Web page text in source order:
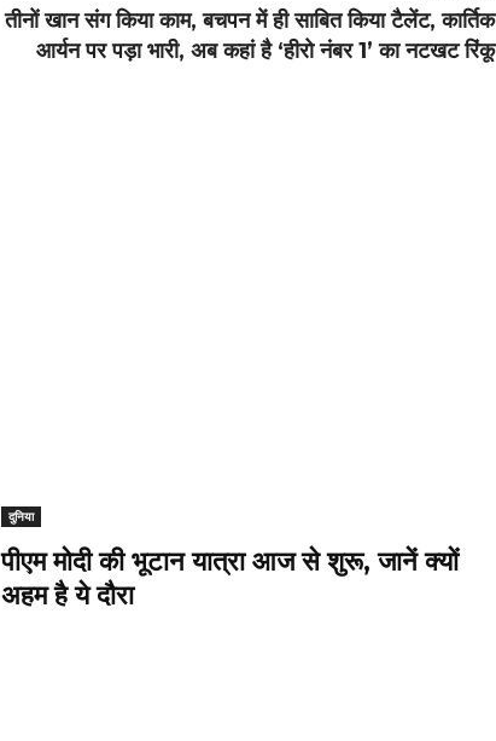
तीनों खान संग किया काम, बचपन में ही साबित किया टैलेंट, कार्तिक
आर्यन पर पड़ा भारी, अब कहां है ‘हीरो नंबर 1’ का नटखट रिंकू
दुनिया
पीएम मोदी की भूटान यात्रा आज से शुरू, जानें क्यों
अहम है ये दौरा